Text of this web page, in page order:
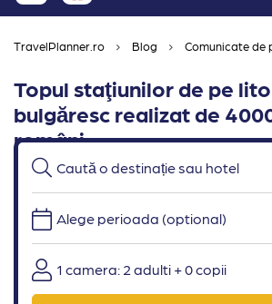
content
TravelPlanner.ro Blog Comunicate de
Topul staţiunilor de pe
bulgăresc realizat de
români
29 January 2013 Comunicate de presa
Alege perioada (optional)
1 camera: 2 adulti + 0 copii